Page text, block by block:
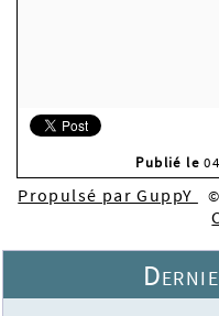
Publié le
Propulsé par GuppY